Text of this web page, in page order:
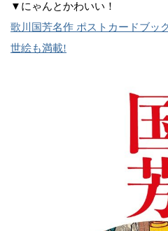
▼にゃんとかわいい！
歌川国芳名作 ポストカードブッ
世絵も満載!